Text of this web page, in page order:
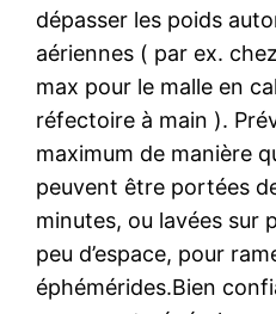
dépasser les poids
aériennes ( par ex.
max pour le malle en
réfectoire à main ).
maximum de manière
peuvent être portées
minutes, ou lavées sur
peu d’espace, pour
éphémérides.Bien